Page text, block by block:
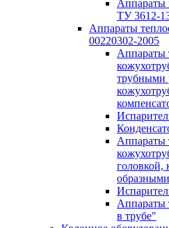
Аппараты
ТУ 3612-
Аппараты
00220302-2005
Аппараты
трубными
Аппараты
головкой,
Аппараты
в трубе"